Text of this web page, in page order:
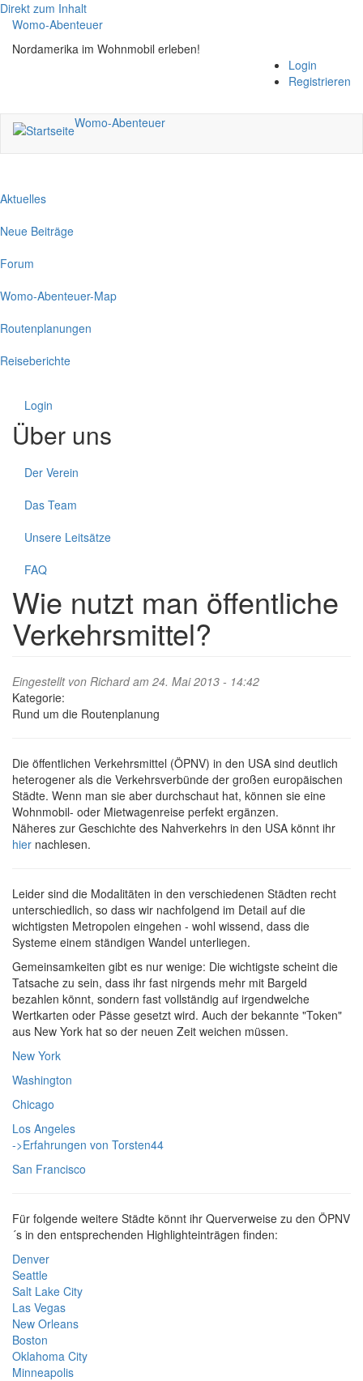
Direkt zum Inhalt
Womo-Abenteuer
Nordamerika im Wohnmobil erleben!
Login
Registrieren
Womo-Abenteuer
Aktuelles
Neue Beiträge
Forum
Womo-Abenteuer-Map
Routenplanungen
Reiseberichte
Login
Über uns
Der Verein
Das Team
Unsere Leitsätze
FAQ
Wie nutzt man öffentliche
Verkehrsmittel?
Eingestellt von Richardam 24. Mai 2013 - 14:42
Kategorie:
Rund um die Routenplanung
Die öffentlichen Verkehrsmittel (ÖPNV) in den USA sind deutlich
heterogener als die Verkehrsverbünde der großen europäischen
Städte. Wenn man sie aber durchschaut hat, können sie eine
Wohnmobil- oder Mietwagenreise perfekt ergänzen.
Näheres zur Geschichte des Nahverkehrs in den USA könnt ihr
hier nachlesen.
Leider sind die Modalitäten in den verschiedenen Städten recht
unterschiedlich, so dass wir nachfolgend im Detail auf die
wichtigsten Metropolen eingehen - wohl wissend, dass die
Systeme einem ständigen Wandel unterliegen.
Gemeinsamkeiten gibt es nur wenige: Die wichtigste scheint die
Tatsache zu sein, dass ihr fast nirgends mehr mit Bargeld
bezahlen könnt, sondern fast vollständig auf irgendwelche
Wertkarten oder Pässe gesetzt wird. Auch der bekannte "Token"
aus New York hat so der neuen Zeit weichen müssen.
New York
Washington
Chicago
Los Angeles
->Erfahrungen von Torsten44
San Francisco
Für folgende weitere Städte könnt ihr Querverweise zu den ÖPNV
´s in den entsprechenden Highlighteinträgen finden:
Denver
Seattle
Salt Lake City
Las Vegas
New Orleans
Boston
Oklahoma City
Minneapolis